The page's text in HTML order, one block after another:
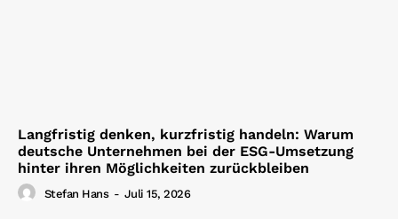
Langfristig denken, kurzfristig handeln: Warum
deutsche Unternehmen bei der ESG-Umsetzung
hinter ihren Möglichkeiten zurückbleiben
Stefan Hans - Juli 15, 2026